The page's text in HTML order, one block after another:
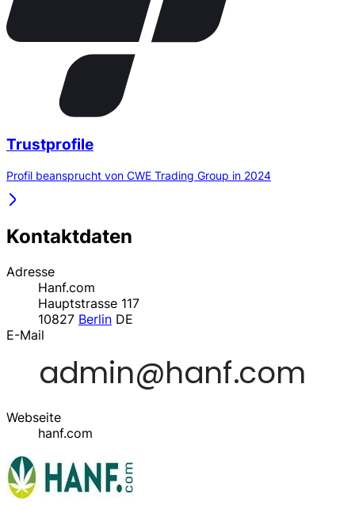
Trustprofile
Profil beansprucht von CWE Trading Group in 2024
Kontaktdaten
Adresse
Hanf.com
Hauptstrasse 117
10827 Berlin DE
E-Mail
Webseite
hanf.com